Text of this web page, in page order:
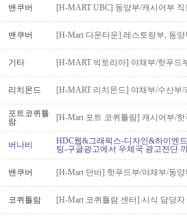
밴쿠버 [H-MART UBC] 동양부/캐시어부
밴쿠버 [H-Mart 다운타운] 레스토랑부, 동
기타 [H-MART 빅토리아] 야채부/핫푸드
리치몬드 [H-MART 리치몬드] 야채부/수산부
포트코퀴틀
람
[H-Mart 포트 코퀴틀람] 캐시어부/
버나비
HDC웹&그래픽스-디자인&하이엔
팅-구글광고에서 우체국 광고전단
밴쿠버 [H-Mart 던바] 핫푸드부/야채부/동
코퀴틀람 [H-Mart 코퀴틀람 센터] 시식 담당